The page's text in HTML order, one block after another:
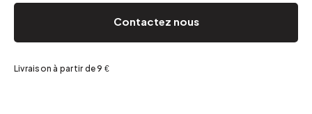
Contactez nous
Livraison à partir de 9 €